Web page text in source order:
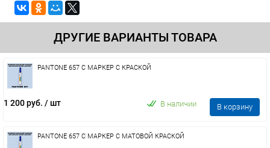
ДРУГИЕ ВАРИАНТЫ ТОВАРА
PANTONE 657 C МАРКЕР С КРАСКОЙ
1 200 руб. / шт В наличии В корзину
PANTONE 657 C МАРКЕР С МАТОВОЙ КРАСКОЙ